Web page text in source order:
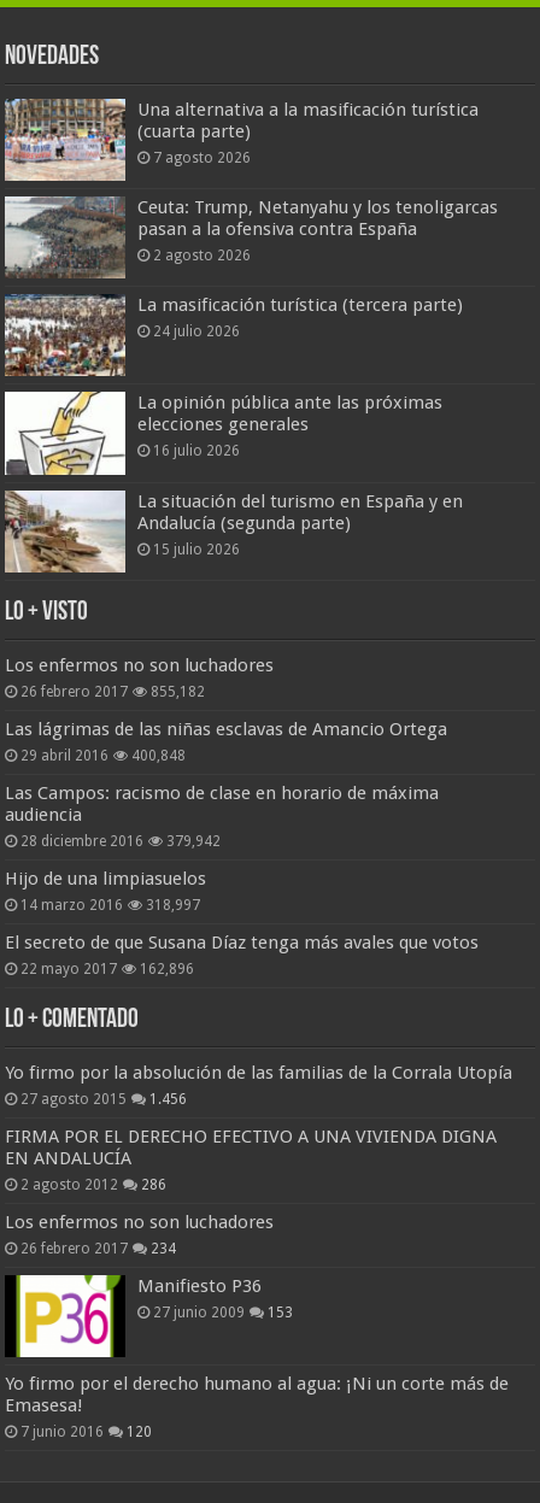
Novedades
Una alternativa a la masificación turística
(cuarta parte)
7 agosto 2026
Ceuta: Trump, Netanyahu y los tenoligarcas
pasan a la ofensiva contra España
2 agosto 2026
La masificación turística (tercera parte)
24 julio 2026
La opinión pública ante las próximas
elecciones generales
16 julio 2026
La situación del turismo en España y en
Andalucía (segunda parte)
15 julio 2026
Lo + Visto
Los enfermos no son luchadores
26 febrero 2017 855,182
Las lágrimas de las niñas esclavas de Amancio Ortega
29 abril 2016 400,848
Las Campos: racismo de clase en horario de máxima
audiencia
28 diciembre 2016 379,942
Hijo de una limpiasuelos
14 marzo 2016 318,997
El secreto de que Susana Díaz tenga más avales que votos
22 mayo 2017 162,896
Lo + Comentado
Yo firmo por la absolución de las familias de la Corrala Utopía
27 agosto 2015 1.456
FIRMA POR EL DERECHO EFECTIVO A UNA VIVIENDA DIGNA
EN ANDALUCÍA
2 agosto 2012 286
Los enfermos no son luchadores
26 febrero 2017 234
Manifiesto P36
27 junio 2009 153
Yo firmo por el derecho humano al agua: ¡Ni un corte más de
Emasesa!
7 junio 2016 120